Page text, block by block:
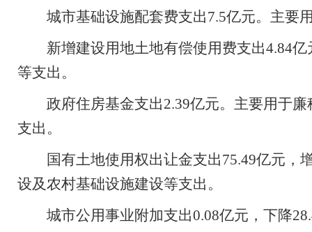
城市基础设施配套费支出7.5亿元。主要
新增建设用地土地有偿使用费支出4.84亿
等支出。
政府住房基金支出2.39亿元。主要用于
支出。
国有土地使用权出让金支出75.49亿元，
设及农村基础设施建设等支出。
城市公用事业附加支出0.08亿元，下降